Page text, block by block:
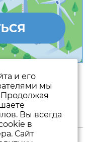
и его
мы
Вы всегда
в
Сайт